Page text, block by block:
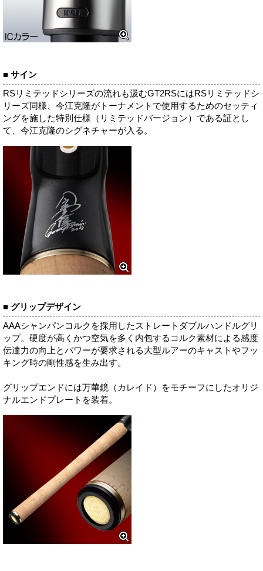
■ サイン
RSリミテッドシリーズの流れも汲むGT2RSにはRSリミテッドシ
リーズ同様、今江克隆がトーナメントで使用するためのセッティ
ングを施した特別仕様（リミテッドバージョン）である証とし
て、今江克隆のシグネチャーが入る。
■ グリップデザイン
AAAシャンパンコルクを採用したストレートダブルハンドルグリ
ップ。硬度が高くかつ空気を多く内包するコルク素材による感度
伝達力の向上とパワーが要求される大型ルアーのキャストやフッ
キング時の剛性感を生み出す。
グリップエンドには万華鏡（カレイド）をモチーフにしたオリジ
ナルエンドプレートを装着。